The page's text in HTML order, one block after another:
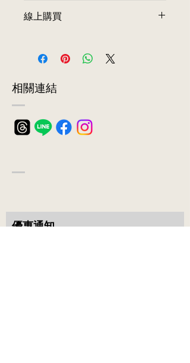
計
• 縷空架構，香氣釋放自如不堵塞
上
• 可搭配任何尺寸之錐形濾紙，完全服
貼
• SGS 檢驗合格，安全堅固耐用。
線上購買
​相關連結
​優惠通知